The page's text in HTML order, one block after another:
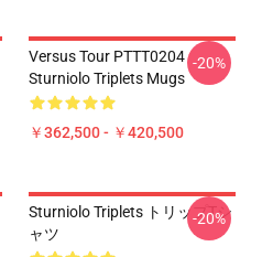
Versus Tour PTTT0204
Sturniolo Triplets Mugs
￥362,500 - ￥420,500
-20%
Sturniolo Triplets トリップTシ
ャツ
-20%